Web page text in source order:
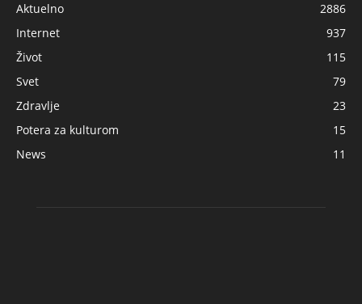
Aktuelno
2886
Internet
937
Život
115
Svet
79
Zdravlje
23
Potera za kulturom
15
News
11